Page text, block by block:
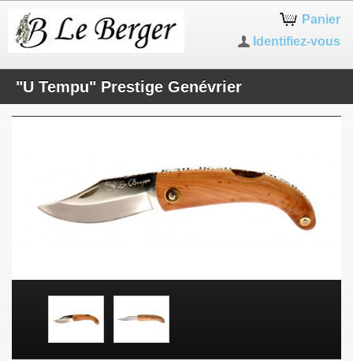
Panier
Identifiez-vous
"U Tempu" Prestige Genévrier